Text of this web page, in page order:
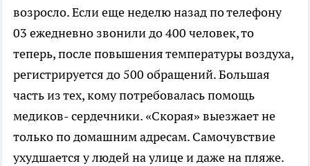
возросло. Если еще неделю назад по телефону
03 ежедневно звонили до 400 человек, то
теперь, после повышения температуры воздуха,
регистрируется до 500 обращений. Большая
часть из тех, кому потребовалась помощь
медиков- сердечники. «Скорая» выезжает не
только по домашним адресам. Самочувствие
ухудшается у людей на улице и даже на пляже.